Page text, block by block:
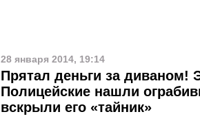
28 января 2014, 19:14
Прятал деньги за диваном!
Полицейские нашли
вскрыли его «тайник»